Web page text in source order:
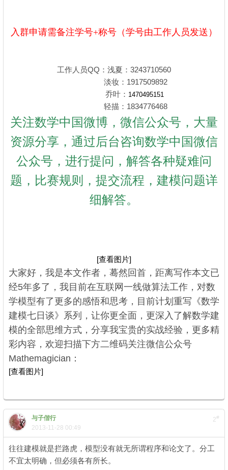
入群申请需备注学号+称号（学号由工作人员发送）
工作人员QQ：浅夏：3243710560
淡妆：1917509892
乔叶： 1470495151
轻描：1834776468
关注数学中国微博，微信公众号，大量
资源分享，通过后台咨询数学中国微信
公众号，进行提问，解答各种疑难问
题，比赛规则，提交流程，建模问题详
细解答。
[查看图片]
大家好，我是本文作者，蓦然回首，距离写作本文已
经5年多了，我目前在互联网一线做算法工作，对数
学模型有了更多的感悟和思考，目前计划重写《数学
建模七日谈》系列，让你更全面，更深入了解数学建
模的全部思维方式，分享我宝贵的实战经验，更多精
彩内容，欢迎扫描下方二维码关注微信公众号
Mathemagician：
[查看图片]
2#
与子偕行
2013-11-28 00:49
往往建模就是拦路虎，模型没有就无所谓程序和论文了。分工
不宜太明确，但必须各有所长。